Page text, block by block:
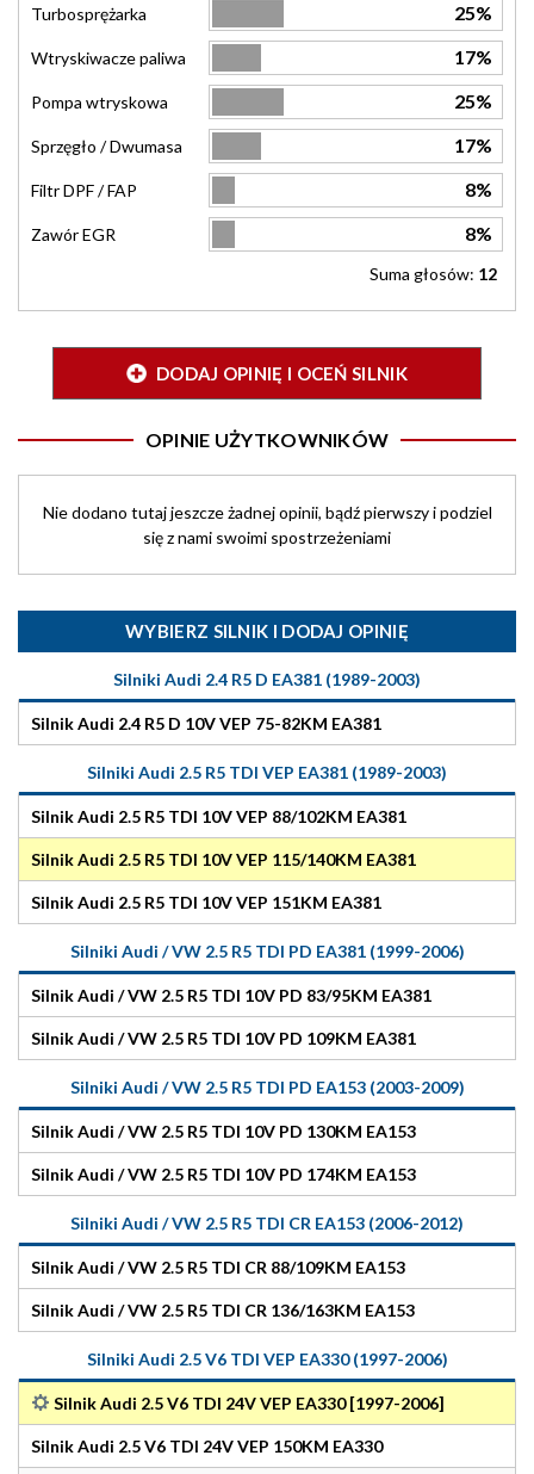
Turbosprężarka 25%
Wtryskiwacze paliwa 17%
Pompa wtryskowa 25%
Sprzęgło / Dwumasa 17%
Filtr DPF / FAP 8%
Zawór EGR 8%
Suma głosów: 12
DODAJ OPINIĘ I OCEŃ SILNIK
OPINIE UŻYTKOWNIKÓW
Nie dodano tutaj jeszcze żadnej opinii, bądź pierwszy i podziel
się z nami swoimi spostrzeżeniami
WYBIERZ SILNIK I DODAJ OPINIĘ
Silniki Audi 2.4 R5 D EA381 (1989-2003)
Silnik Audi 2.4 R5 D 10V VEP 75-82KM EA381
Silniki Audi 2.5 R5 TDI VEP EA381 (1989-2003)
Silnik Audi 2.5 R5 TDI 10V VEP 88/102KM EA381
Silnik Audi 2.5 R5 TDI 10V VEP 115/140KM EA381
Silnik Audi 2.5 R5 TDI 10V VEP 151KM EA381
Silniki Audi / VW 2.5 R5 TDI PD EA381 (1999-2006)
Silnik Audi / VW 2.5 R5 TDI 10V PD 83/95KM EA381
Silnik Audi / VW 2.5 R5 TDI 10V PD 109KM EA381
Silniki Audi / VW 2.5 R5 TDI PD EA153 (2003-2009)
Silnik Audi / VW 2.5 R5 TDI 10V PD 130KM EA153
Silnik Audi / VW 2.5 R5 TDI 10V PD 174KM EA153
Silniki Audi / VW 2.5 R5 TDI CR EA153 (2006-2012)
Silnik Audi / VW 2.5 R5 TDI CR 88/109KM EA153
Silnik Audi / VW 2.5 R5 TDI CR 136/163KM EA153
Silniki Audi 2.5 V6 TDI VEP EA330 (1997-2006)
Silnik Audi 2.5 V6 TDI 24V VEP EA330 [1997-2006]
Silnik Audi 2.5 V6 TDI 24V VEP 150KM EA330